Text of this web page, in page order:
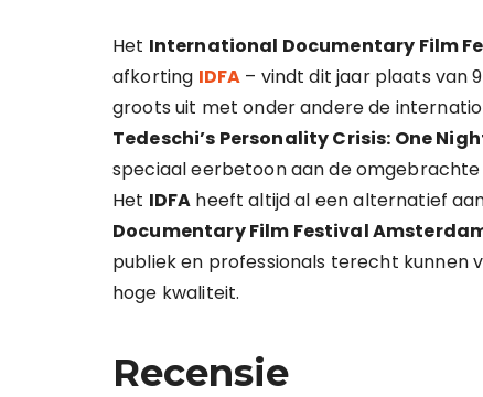
Het International Documentary Film
afkorting IDFA – vindt dit jaar plaats van
groots uit met onder andere de
Tedeschi’s Personality Crisis: One
speciaal eerbetoon aan de
Het IDFA heeft altijd al een alternatief
Documentary Film Festival
publiek en professionals terecht kunnen
hoge kwaliteit.
Recensie